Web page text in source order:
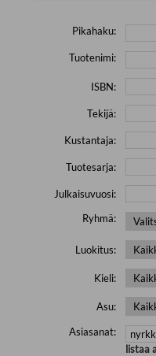
Pikahaku:
Tuotenimi:
ISBN:
Tekijä:
Kustantaja:
Tuotesarja:
Julkaisuvuosi:
Ryhmä:
Luokitus:
Kieli:
Asu:
Asiasanat:
listaa